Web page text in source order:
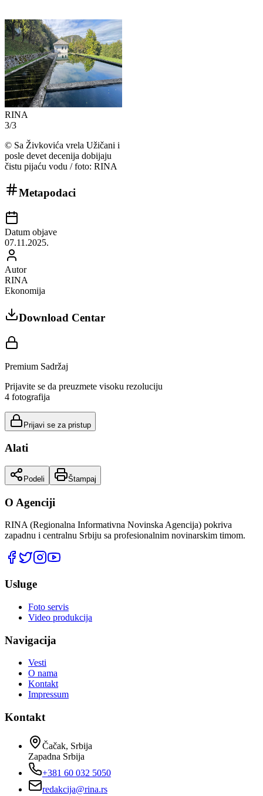
RINA
3/3
© Sa Živkovića vrela Užičani i
posle devet decenija dobijaju
čistu pijaću vodu / foto: RINA
Metapodaci
Datum objave
07.11.2025.
Autor
RINA
Ekonomija
Download Centar
Premium Sadržaj
Prijavite se da preuzmete visoku rezoluciju
4 fotografija
Prijavi se za pristup
Alati
Podeli Štampaj
O Agenciji
RINA (Regionalna Informativna Novinska Agencija) pokriva
zapadnu i centralnu Srbiju sa profesionalnim novinarskim timom.
Usluge
Foto servis
Video produkcija
Navigacija
Vesti
O nama
Kontakt
Impressum
Kontakt
Čačak, Srbija
Zapadna Srbija
+381 60 032 5050
redakcija@rina.rs